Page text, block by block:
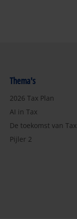
Thema's
2026 Tax Plan
AI in Tax
De toekomst van Tax
Pijler 2